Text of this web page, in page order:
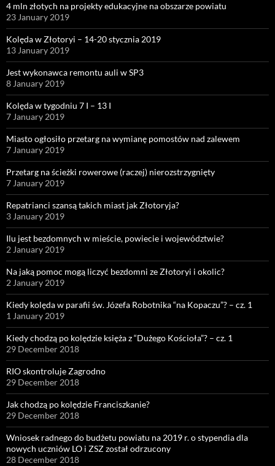
4 mln złotych na projekty edukacyjne na obszarze powiatu
23 January 2019
Kolęda w Złotoryi – 14-20 stycznia 2019
13 January 2019
Jest wykonawca remontu auli w SP3
8 January 2019
Kolęda w tygodniu 7 I – 13 I
7 January 2019
Miasto ogłosiło przetarg na wymianę pomostów nad zalewem
7 January 2019
Przetarg na ścieżki rowerowe (raczej) nierozstrzygnięty
7 January 2019
Repatrianci szansą takich miast jak Złotoryja?
3 January 2019
Ilu jest bezdomnych w mieście, powiecie i województwie?
2 January 2019
Na jaką pomoc mogą liczyć bezdomni ze Złotoryi i okolic?
2 January 2019
Kiedy kolęda w parafii św. Józefa Robotnika “na Kopaczu”? – cz. 1
1 January 2019
Kiedy chodzą po kolędzie księża z “Dużego Kościoła”? – cz. 1
29 December 2018
RIO skontroluje Zagrodno
29 December 2018
Jak chodzą po kolędzie Franciszkanie?
29 December 2018
Wniosek radnego do budżetu powiatu na 2019 r. o stypendia dla
nowych uczniów LO i ZSZ został odrzucony
28 December 2018